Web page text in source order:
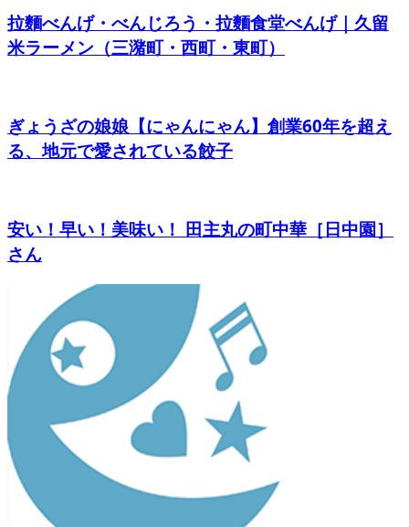
拉麵べんげ・べんじろう・拉麵食堂べんげ｜久留
米ラーメン（三潴町・西町・東町）
ぎょうざの娘娘【にゃんにゃん】創業60年を超え
る、地元で愛されている餃子
安い！早い！美味い！ 田主丸の町中華［日中園］
さん